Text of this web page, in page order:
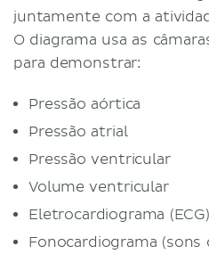
juntamente com a
O diagrama usa as
para demonstrar:
Pressão aórtica
Pressão atrial
Pressão ventricular
Volume ventricular
Eletrocardiograma (ECG)
Fonocardiograma (sons